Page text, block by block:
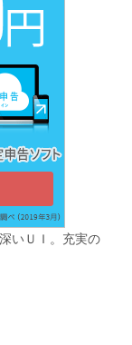
いＵＩ。充実の